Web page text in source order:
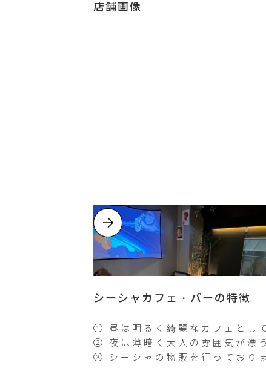
店舗画像
シーシャカフェ・バーの特徴
① 昼は明るく綺麗なカフェとし
② 夜は薄暗く大人の雰囲気が漂
③ シーシャの物販を行っており